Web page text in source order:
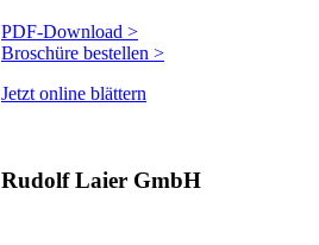
PDF-Download >
Broschüre bestellen >
Jetzt online blättern
Rudolf Laier GmbH